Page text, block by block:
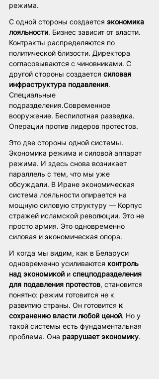
режима.
С одной стороны создается экономика
лояльности. Бизнес зависит от власти.
Контракты распределяются по
политической близости. Директора
согласовываются с чиновниками. С
другой стороны создается силовая
инфраструктура подавления.
Специальные
подразделения.Современное
вооружение. Беспилотная разведка.
Операции против лидеров протестов.
Это две стороны одной системы.
Экономика режима и силовой аппарат
режима. И здесь снова возникает
параллель с тем, что мы уже
обсуждали. В Иране экономическая
система лояльности опирается на
мощную силовую структуру — Корпус
стражей исламской революции. Это не
просто армия. Это одновременно
силовая и экономическая опора.
И когда мы видим, как в Беларуси
одновременно усиливаются контроль
над экономикой и спецподразделения
для подавления протестов, становится
понятно: режим готовится не к
развитию страны. Он готовится к
сохранению власти любой ценой. Но у
такой системы есть фундаментальная
проблема. Она разрушает экономику.